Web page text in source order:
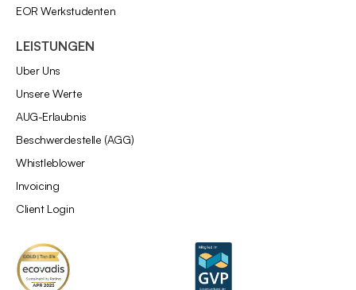
EOR Werkstudenten
LEISTUNGEN
Über Uns
Unsere Werte
AÜG-Erlaubnis
Beschwerdestelle (AGG)
Whistleblower
Invoicing
Client Login